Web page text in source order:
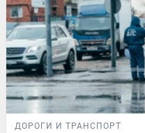
ДОРОГИ И ТРАНСПОРТ